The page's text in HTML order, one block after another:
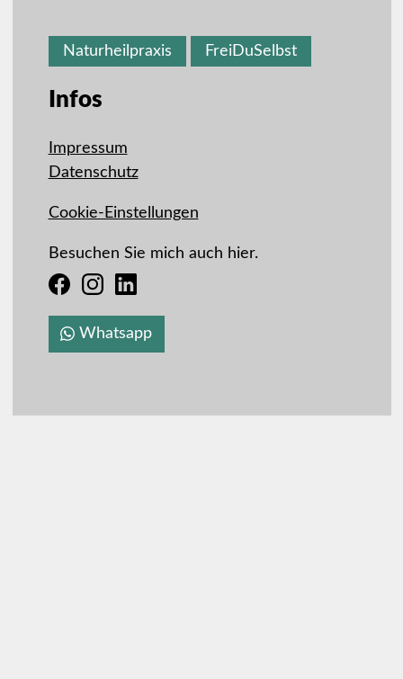
Naturheilpraxis FreiDuSelbst
Infos
Impressum
Datenschutz
Cookie-Einstellungen
Besuchen Sie mich auch hier.
Whatsapp